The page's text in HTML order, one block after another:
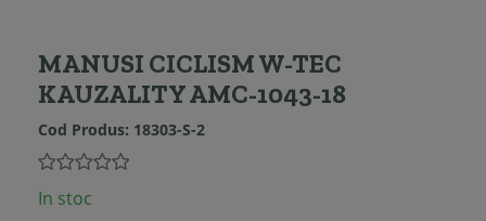
MANUSI CICLISM W-TEC
KAUZALITY AMC-1043-18
Cod Produs: 18303-S-2
In stoc